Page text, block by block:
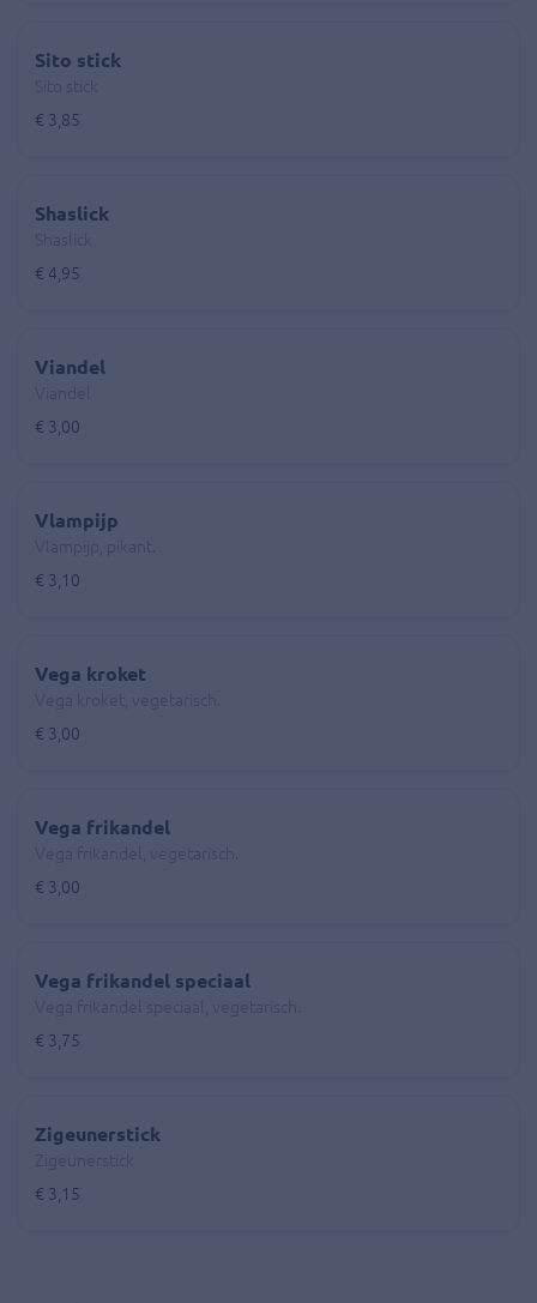
Sito stick
€ 3,85
Shaslick
€ 4,95
Viandel
€ 3,00
Vlampijp
€ 3,10
Vega kroket
€ 3,00
Vega frikandel
€ 3,00
Vega frikandel speciaal
€ 3,75
Zigeunerstick
€ 3,15